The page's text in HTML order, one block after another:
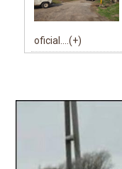
oficial....(+)